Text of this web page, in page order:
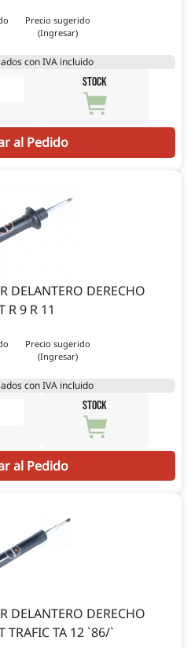
Precio sugerido
(Ingresar)
con IVA incluido
STOCK
al Pedido
DELANTERO DERECHO
R 9 R 11
Precio sugerido
(Ingresar)
con IVA incluido
STOCK
al Pedido
DELANTERO DERECHO
TRAFIC TA 12 `86/`